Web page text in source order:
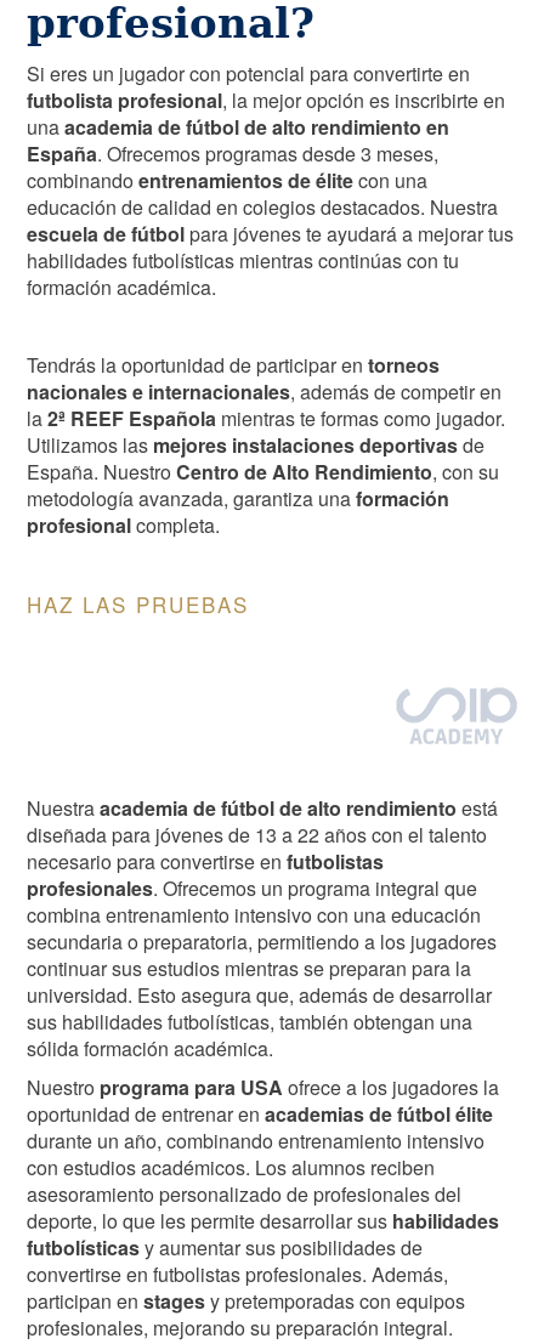
profesional?
Si eres un jugador con potencial para convertirte en
futbolista profesional, la mejor opción es inscribirte en
unaacademia de fútbol de alto rendimiento en
España. Ofrecemos programas desde 3 meses,
combinandoentrenamientos de élitecon una
educación de calidad en colegios destacados. Nuestra
escuela de fútbolpara jóvenes te ayudará a mejorar tus
habilidades futbolísticas mientras continúas con tu
formación académica.
Tendrás la oportunidad de participar entorneos
nacionales e internacionales, además de competir en
la2ª REEF Española mientras te formas como jugador.
Utilizamos las mejores instalaciones deportivasde
España. NuestroCentro de Alto Rendimiento, con su
metodología avanzada, garantiza unaformación
profesionalcompleta.
HAZ LAS PRUEBAS
Nuestraacademia de fútbol de alto rendimiento está
diseñada para jóvenes de 13 a 22 años con el talento
necesario para convertirse enfutbolistas
profesionales. Ofrecemos un programa integral que
combina entrenamiento intensivo con una educación
secundaria o preparatoria, permitiendo a los jugadores
continuar sus estudios mientras se preparan para la
universidad. Esto asegura que, además de desarrollar
sus habilidades futbolísticas, también obtengan una
sólida formación académica.
Nuestro programa para USA ofrece a los jugadores la
oportunidad de entrenar en academias de fútbol élite
durante un año, combinando entrenamiento intensivo
con estudios académicos. Los alumnos reciben
asesoramiento personalizado de profesionales del
deporte, lo que les permite desarrollar sus habilidades
futbolísticasy aumentar sus posibilidades de
convertirse en futbolistas profesionales. Además,
participan enstagesy pretemporadas con equipos
profesionales, mejorando su preparación integral.